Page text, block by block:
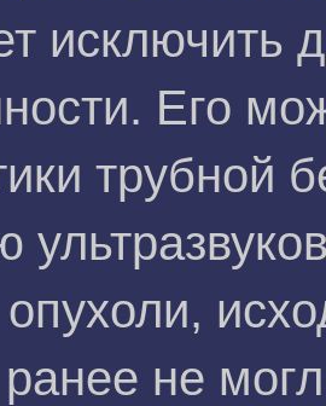
исключить
Его
трубной
не